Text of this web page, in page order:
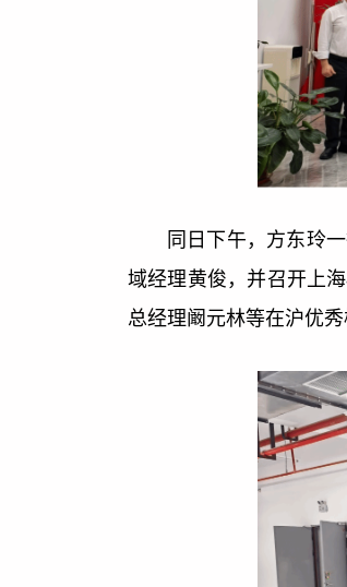
同日下午，方东玲
域经理黄俊，并召开上
总经理阚元林等在沪优秀